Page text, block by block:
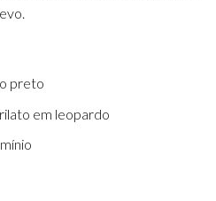
preto
em leopardo